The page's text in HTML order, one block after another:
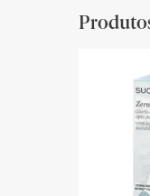
De
sobre